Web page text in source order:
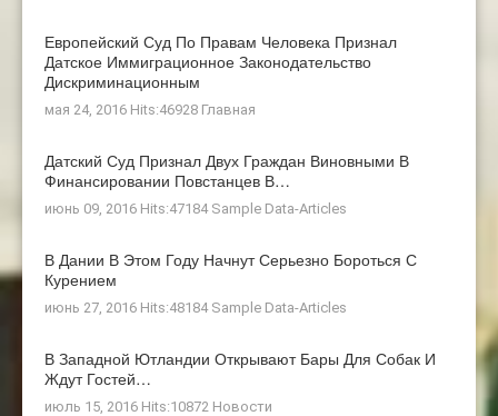
Европейский Суд По Правам Человека Признал
Датское Иммиграционное Законодательство
Дискриминационным
мая 24, 2016 Hits:46928 Главная
Датский Суд Признал Двух Граждан Виновными В
Финансировании Повстанцев В…
июнь 09, 2016 Hits:47184 Sample Data-Articles
В Дании В Этом Году Начнут Серьезно Бороться С
Курением
июнь 27, 2016 Hits:48184 Sample Data-Articles
В Западной Ютландии Открывают Бары Для Собак И
Ждут Гостей…
июль 15, 2016 Hits:10872 Новости